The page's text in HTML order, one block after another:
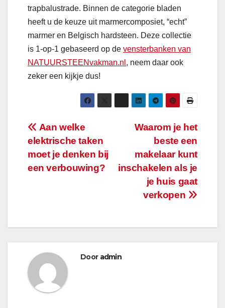
trapbalustrade. Binnen de categorie bladen
heeft u de keuze uit marmercomposiet, “echt”
marmer en Belgisch hardsteen. Deze collectie
is 1-op-1 gebaseerd op de vensterbanken van
NATUURSTEENvakman.nl , neem daar ook
zeker een kijkje dus!
Bericht
navigatie
Waarom je het
beste een
makelaar kunt
inschakelen als je
je huis gaat
verkopen
Aan welke
elektrische taken
moet je denken bij
een verbouwing?
Door admin